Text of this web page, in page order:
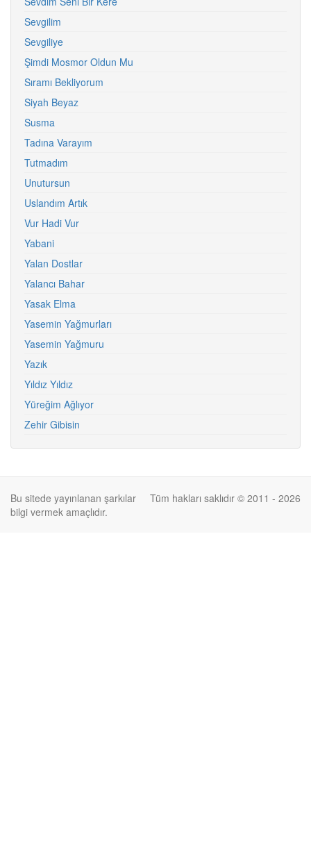
Sevgilim
Sevgiliye
Şimdi Mosmor Oldun Mu
Sıramı Bekliyorum
Siyah Beyaz
Susma
Tadına Varayım
Tutmadım
Unutursun
Uslandım Artık
Vur Hadi Vur
Yabani
Yalan Dostlar
Yalancı Bahar
Yasak Elma
Yasemin Yağmurları
Yasemin Yağmuru
Yazık
Yıldız Yıldız
Yüreğim Ağlıyor
Zehir Gibisin
Tüm hakları saklıdır © 2011 - 2026
Bu sitede yayınlanan şarkılar
bilgi vermek amaçlıdır.